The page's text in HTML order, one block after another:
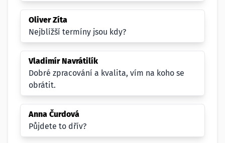
Oliver Zíta
Nejblížší termíny jsou kdy?
Vladimír Navrátilík
Dobré zpracování a kvalita, vím na koho se
obrátit.
Anna Čurdová
Půjdete to dřív?